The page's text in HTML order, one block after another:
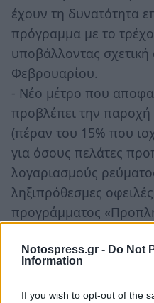
Notospress.gr - Do Not
Information
If you wish to opt-out of the
έχουν τη δυνατότητα
πρόγραμμα με το
υποβάλλοντας σχετική
Φεβρουαρίου.
- Νέο μέτρο που
προβλέπει την
(πέραν του 15% που
για όσους πελάτες
λογαριασμούς
ληξιπρόθεσμες
προγράμματος
τον Μάρτιο του 2017
επιχειρήσεις.